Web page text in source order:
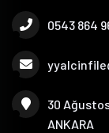
0543 864
30
ANKARA